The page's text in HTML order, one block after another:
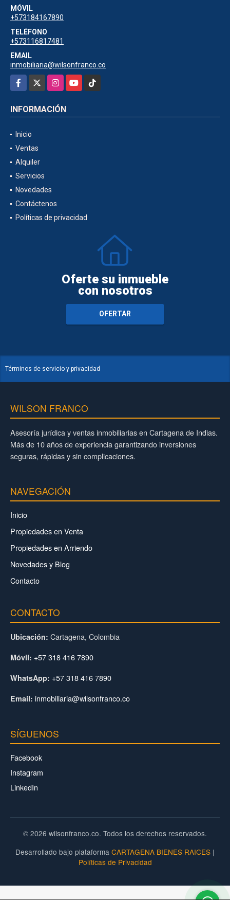
MÓVIL
+573184167890
TELÉFONO
+573116817481
EMAIL
inmobiliaria@wilsonfranco.co
Facebook
InstagramYouTubeTikTok
INFORMACIÓN
Inicio
Ventas
Alquiler
Servicios
Novedades
Contáctenos
Políticas de privacidad
Oferte su inmueble
con nosotros
OFERTAR
Términos de servicio y privacidad
WILSON FRANCO
Asesoría jurídica y ventas inmobiliarias en Cartagena de Indias.
Más de 10 años de experiencia garantizando inversiones
seguras, rápidas y sin complicaciones.
NAVEGACIÓN
Inicio
Propiedades en Venta
Propiedades en Arriendo
Novedades y Blog
Contacto
CONTACTO
Ubicación: Cartagena, Colombia
Móvil: +57 318 416 7890
WhatsApp: +57 318 416 7890
Email: inmobiliaria@wilsonfranco.co
SÍGUENOS
Facebook
Instagram
LinkedIn
© 2026 wilsonfranco.co. Todos los derechos reservados.
Desarrollado bajo plataforma CARTAGENA BIENES RAICES |
Políticas de Privacidad